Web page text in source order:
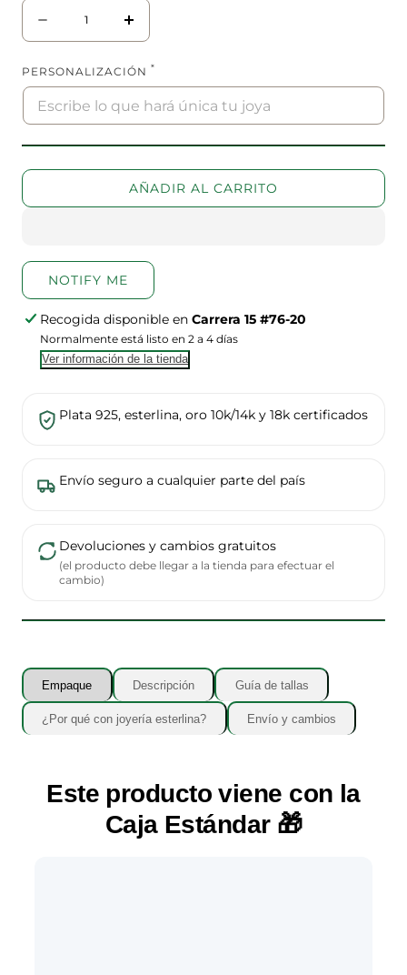
Cantidad
Disminuir
cantidad
para
Argolla
diamantada
#13
aumentar
la
cantidad
para
Argolla
diamantada
#13
PERSONALIZACIÓN*
AÑADIR AL CARRITO
NOTIFY ME
Recogida disponible enCarrera 15 #76-20
Normalmente está listo en 2 a 4 días
Ver información de la tienda
Plata 925, esterlina, oro 10k/14k y 18k certificados
Envío seguro a cualquier parte del país
Devoluciones y cambios gratuitos
(el producto debe llegar a la tienda para efectuar el
cambio)
Empaque Descripción Guía de tallas
¿Por qué con joyería esterlina? Envío y cambios
Este producto viene con la
Caja Estándar🎁